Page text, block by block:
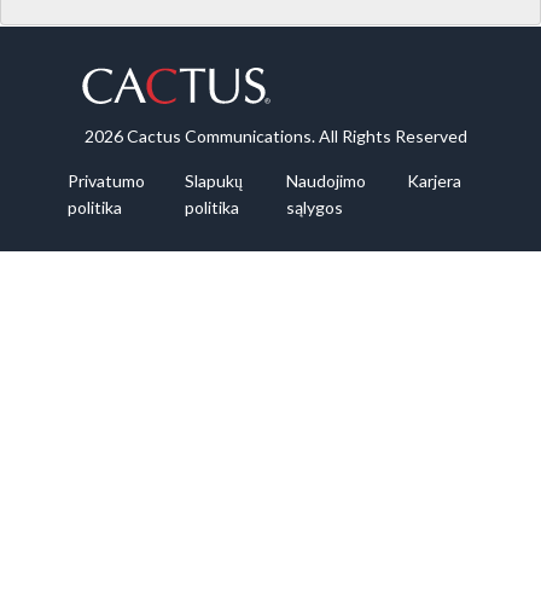
2026 Cactus Communications. All Rights Reserved
Privatumo
politika
Slapukų
politika
Naudojimo
sąlygos
Karjera